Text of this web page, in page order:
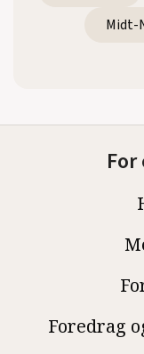
Midt-
Foredrag